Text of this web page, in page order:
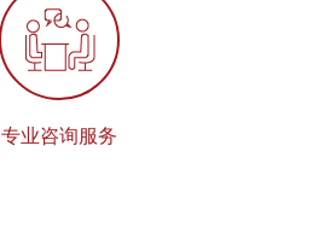
专业咨询服务